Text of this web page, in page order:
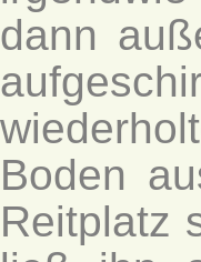
dann
Boden
Reitplatz